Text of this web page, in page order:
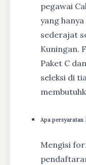
pegawai
yang
sederajat
Kuningan.
Paket C
seleksi di
Apa persyaratan
Mengisi